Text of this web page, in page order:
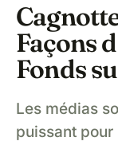
Façons
Fonds
Les médias
puissant